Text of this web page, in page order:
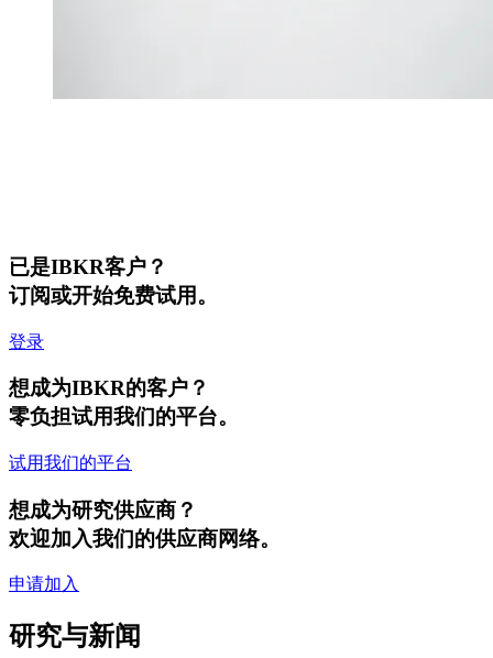
已是IBKR客户？
订阅或开始免费试用。
登录
想成为IBKR的客户？
零负担试用我们的平台。
试用我们的平台
想成为研究供应商？
欢迎加入我们的供应商网络。
申请加入
研究与新闻